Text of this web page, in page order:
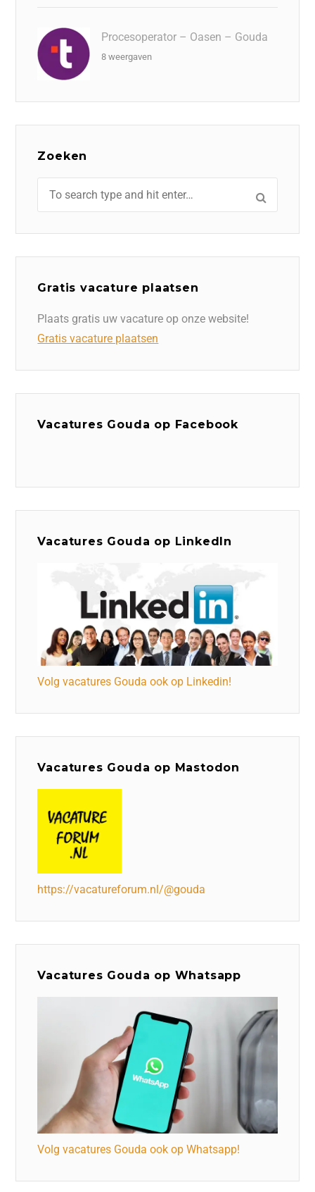
Procesoperator – Oasen – Gouda
8 weergaven
Zoeken
Gratis vacature plaatsen
Plaats gratis uw vacature op onze website!
Gratis vacature plaatsen
Vacatures Gouda op Facebook
Vacatures Gouda op LinkedIn
Volg vacatures Gouda ook op Linkedin!
Vacatures Gouda op Mastodon
https://vacatureforum.nl/@gouda
Vacatures Gouda op Whatsapp
Volg vacatures Gouda ook op Whatsapp!